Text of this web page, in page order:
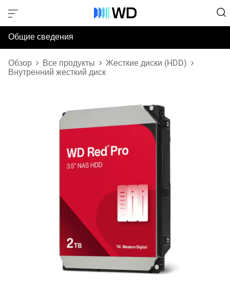
Общие сведения
Технические характеристики
Обзор Все продукты
Жесткие диски (HDD)
Внутренний жесткий диск